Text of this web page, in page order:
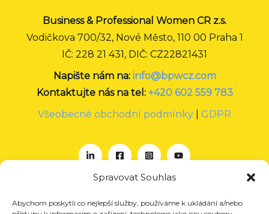
Spravovat Souhlas
Abychom poskytli co nejlepší služby, používáme k ukládání a/nebo
Business & Professional Women CR z.s.
Vodičkova 700/32, Nové Město, 110 00 Praha 1
IČ: 228 21 431, DIČ: CZ22821431
Napište nám na: info@bpwcz.com
Kontaktujte nás na tel: +420 602 559 783
Všeobecné obchodní podmínky
GDPR
O nás